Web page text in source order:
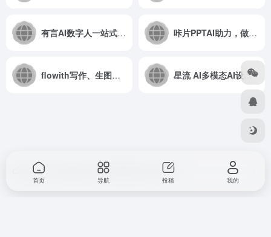
有言AI数字人一站式AI视频创作和3D数字人生成平台 咔片PPTAI助力，做PPT更简单！
flowith写作、生图、视频、网站生成等一站式AI工具 星流 AI多模态AI设计，支持图/视频/3D/音频
Copyright © 2026 857设计浙ICP备2025146168号
首页 导航 投稿 我的